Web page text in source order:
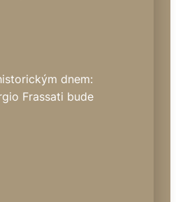
dnem:
Frassati bude